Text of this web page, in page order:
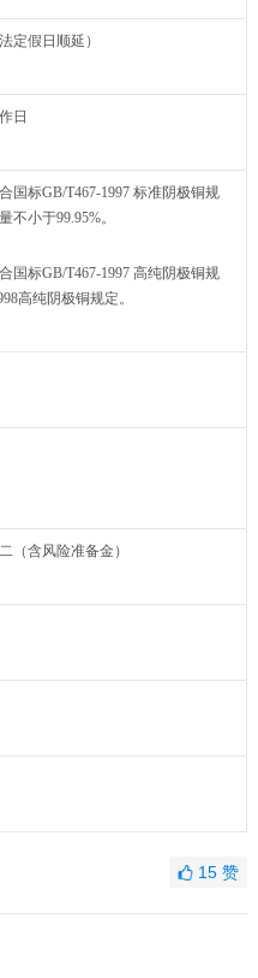
定假日顺延）
日
国标GB/T467-1997 标准阴极铜规
不小于99.95%。
国标GB/T467-1997 高纯阴极铜规
高纯阴极铜规定。
（含风险准备金）
15赞